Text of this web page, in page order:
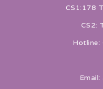
CS1:178
CS2: